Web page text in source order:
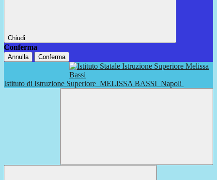
Chiudi
Conferma
Annulla Conferma
Istituto di Istruzione Superiore MELISSA BASSI Napoli